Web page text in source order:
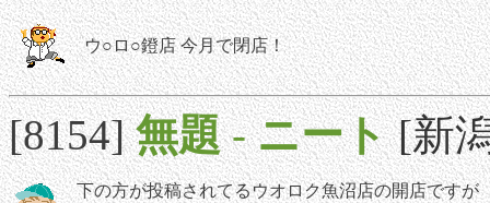
ウ○ロ○鐙店 今月で閉店！
[8154]無題-ニート [新
下の方が投稿されてるウオロク魚沼店の開店ですが